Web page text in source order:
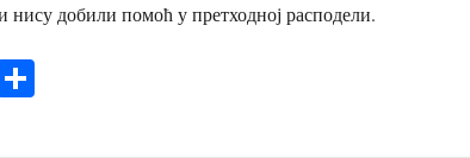
добили помоћ у претходној расподели.